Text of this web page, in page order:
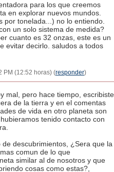
para los que creemos
en explorar nuevos mundos.
por tonelada...) no lo entiendo.
un solo sistema de medida?
cuanto es 32 onzas, este es un
evitar decirlo. saludos a todos
PM (12:52 horas) (responder)
mal, pero hace tiempo, escribiste
de la tierra y en el comentas
de vida en otro planeta son
tenido contacto con
descubrimientos, ¿Sera que la
comun de lo que
similar al de nosotros y que
cosas como estas?,